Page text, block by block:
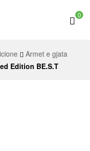
0
Armet e gjata
Edition BE.S.T